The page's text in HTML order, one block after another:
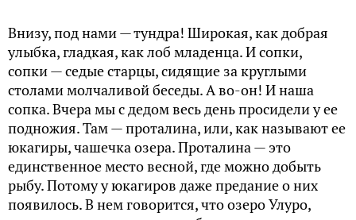
Внизу, под нами — тундра! Широкая, как добрая
улыбка, гладкая, как лоб младенца. И сопки,
сопки — седые старцы, сидящие за круглыми
столами молчаливой беседы. А во-он! И наша
сопка. Вчера мы с дедом весь день просидели у ее
подножия. Там — проталина, или, как называют ее
юкагиры, чашечка озера. Проталина — это
единственное место весной, где можно добыть
рыбу. Потому у юкагиров даже предание о них
появилось. В нем говорится, что озеро Улуро,